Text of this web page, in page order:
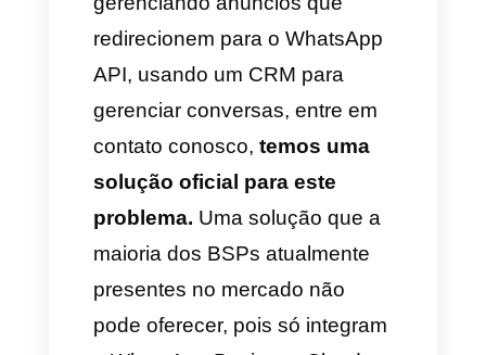
Meta fala de vários meses para
uma resolução definitiva).